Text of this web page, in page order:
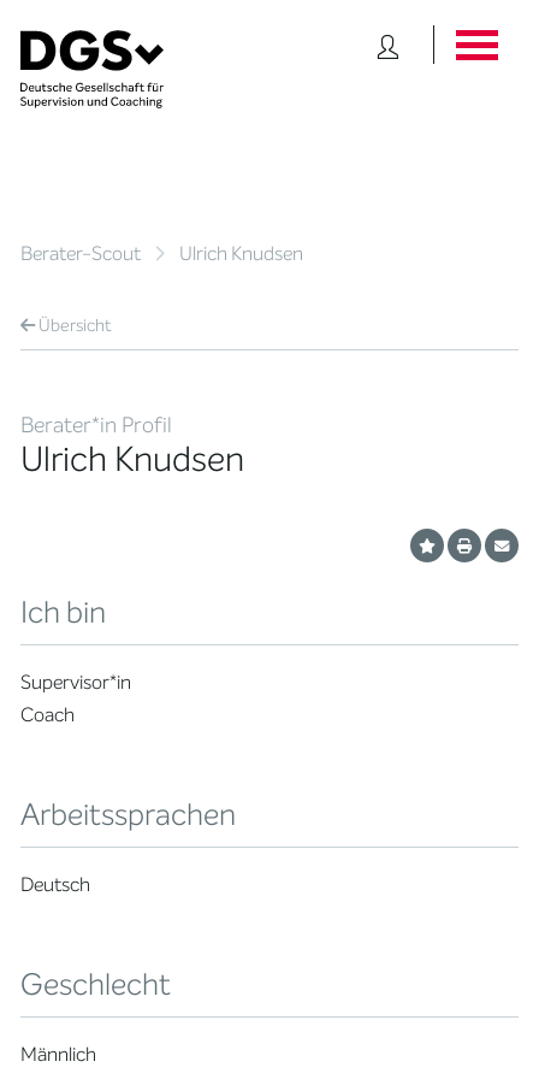
Berater-Scout Ulrich Knudsen
Übersicht
Berater*in Profil
Ulrich Knudsen
Ich bin
Supervisor*in
Coach
Arbeitssprachen
Deutsch
Geschlecht
Männlich